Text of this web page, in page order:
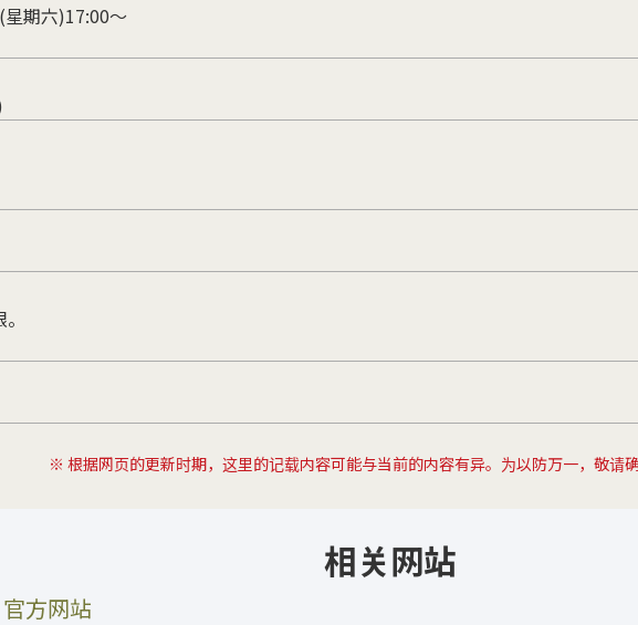
星期六)17:00～
※ 根据网页的更新时期，这里的记载内容可能与当前的内容有异。为以防万一，敬请确
相关网站
方网站